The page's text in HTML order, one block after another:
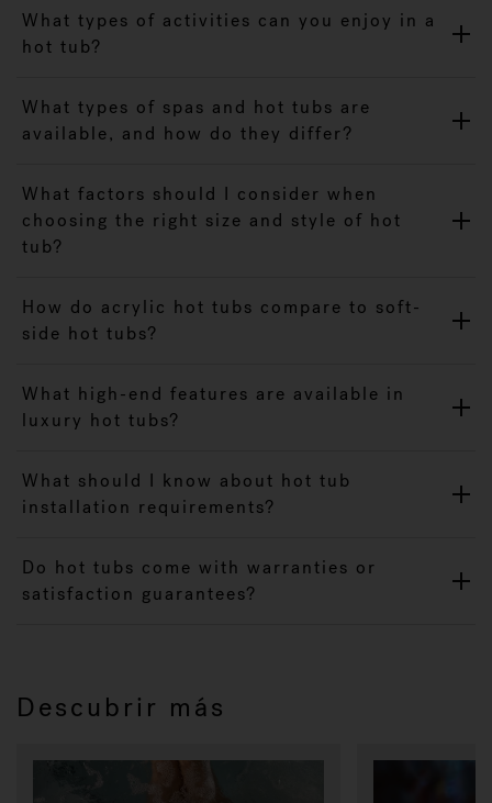
What types of activities can you enjoy in a
hot tub?
What types of spas and hot tubs are
available, and how do they differ?
What factors should I consider when
choosing the right size and style of hot
tub?
How do acrylic hot tubs compare to soft-
side hot tubs?
What high-end features are available in
luxury hot tubs?
What should I know about hot tub
installation requirements?
Do hot tubs come with warranties or
satisfaction guarantees?
Descubrir más